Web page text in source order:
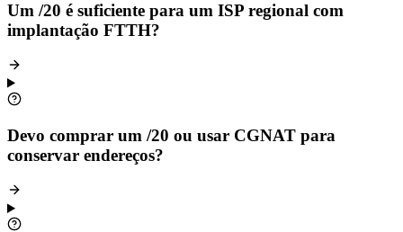
Um /20 é suficiente para um ISP regional com
implantação FTTH?
Devo comprar um /20 ou usar CGNAT para
conservar endereços?